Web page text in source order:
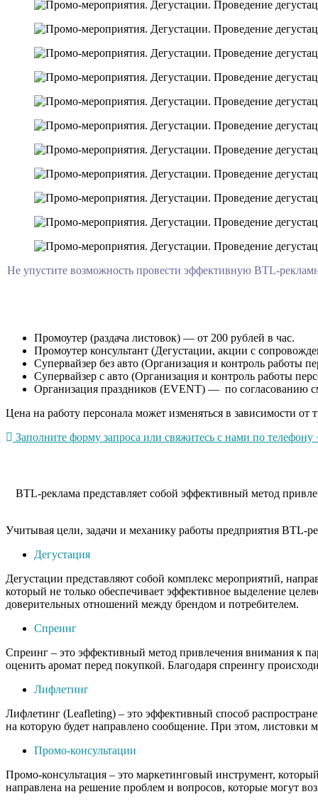
Не упустите возможность провести эффективную BTL-
Промоутер (раздача листовок) — от 200 рублей в час.
Промоутер консультант (Дегустации, акции с
Супервайзер без авто (Организация и контроль работы
Супервайзер с авто (Организация и контроль работы
Организация праздников (EVENT) — по согласованию
Цена на работу персонала может изменяться в зависимости
Заполните форму запроса или свяжитесь с нами по
BTL-реклама представляет собой эффективный метод
Учитывая цели, задачи и механику работы предприятия BTL-
Дегустация
Дегустации представляют собой комплекс мероприятий,
который не только обеспечивает эффективное выделение
доверительных отношений между брендом и потребителем.
Спреинг
Спреинг – это эффективный метод привлечения внимания к
оценить аромат перед покупкой. Благодаря спреингу
Лифлетинг
Лифлетинг (Leafleting) – это эффективный способ
на которую будет направлено сообщение. При этом, листовки
Промо-консультации
Промо-консультация – это маркетинговый инструмент,
направлена на решение проблем и вопросов, которые могут